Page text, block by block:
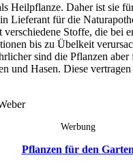
Heilpflanze. Daher ist sie
Lieferant für die
verschiedene Stoffe, die bei
bis zu Übelkeit
sind die Pflanzen
und Hasen. Diese vertragen
Werbung
Pflanzen für den Garten